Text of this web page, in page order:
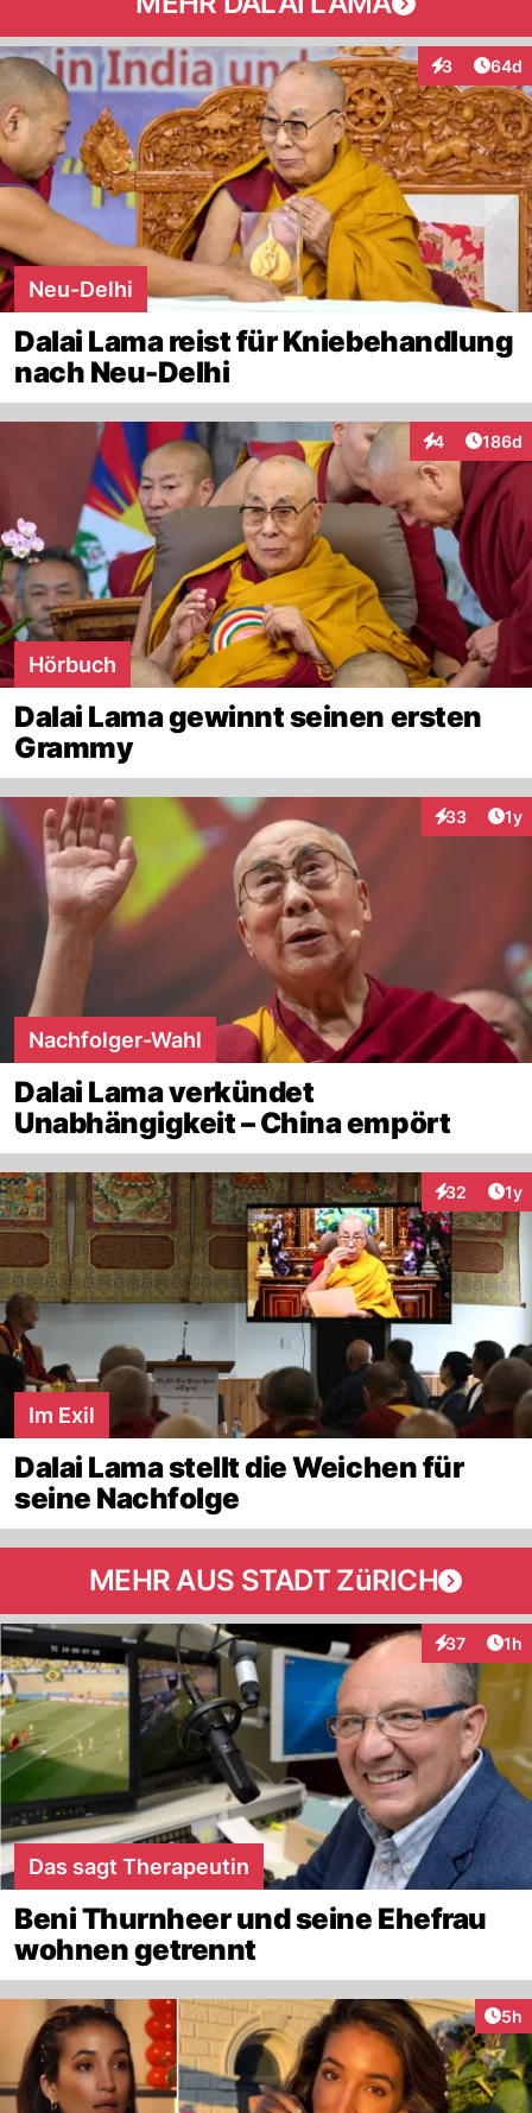
3
Interaktionen
64d
Neu-Delhi
Dalai Lama reist für Kniebehandlung
nach Neu-Delhi
4
Interaktionen
186d
Hörbuch
Dalai Lama gewinnt seinen ersten
Grammy
33 1y
Nachfolger-Wahl
Dalai Lama verkündet
Unabhängigkeit – China empört
32 1y
Im Exil
Dalai Lama stellt die Weichen für
seine Nachfolge
MEHR AUS STADT ZüRICH
37 1h
Das sagt Therapeutin
Beni Thurnheer und seine Ehefrau
wohnen getrennt
5h